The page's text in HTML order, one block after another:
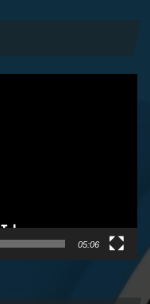
05:06